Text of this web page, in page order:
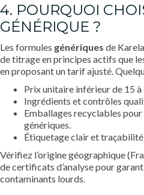
4. POURQUOI
GÉNÉRIQUE ?
Les formules génériques de
de titrage en principes actifs que
en proposant un tarif ajusté.
Prix unitaire inférieur de 15 à
Ingrédients et contrôles
Emballages recyclables
génériques.
Étiquetage clair et
Vérifiez l’origine géographique
de certificats d’analyse pour
contaminants lourds.